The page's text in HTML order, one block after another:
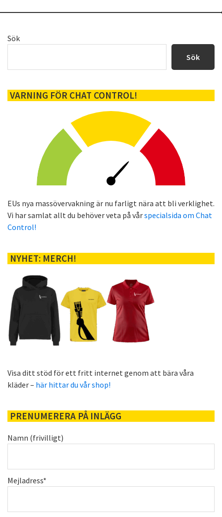
Primärt
Sök
Sök
VARNING FÖR CHAT CONTROL!
EUs nya massövervakning är nu farligt nära att bli verklighet.
Vi har samlat allt du behöver veta på vårspecialsida om Chat
Control!
NYHET: MERCH!
Visa ditt stöd för ett fritt internet genom att bära våra
kläder – här hittar du vår shop!
PRENUMERERA PÅ INLÄGG
Namn (frivilligt)
Mejladress*